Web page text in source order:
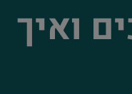
ואיך